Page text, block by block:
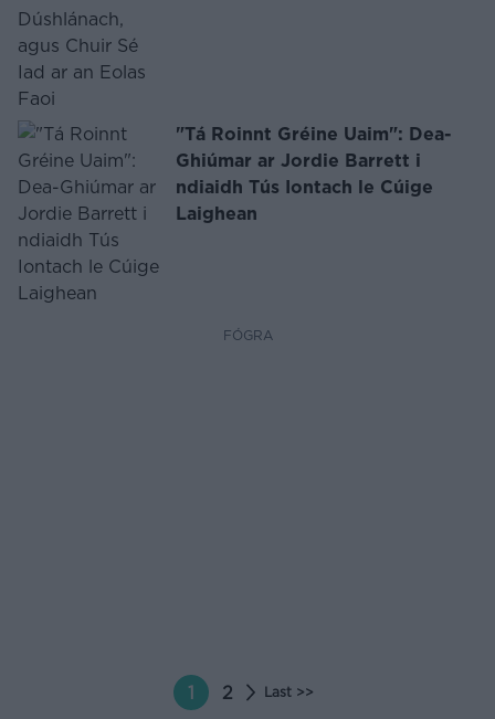
"Tá Roinnt Gréine Uaim": Dea-
Ghiúmar ar Jordie Barrett i
ndiaidh Tús Iontach le Cúige
Laighean
FÓGRA
1 2 Last >>